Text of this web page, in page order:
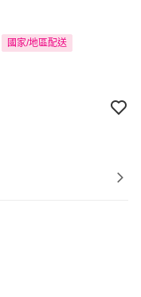
國家/地區配送